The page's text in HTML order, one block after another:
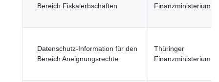
Bereich Fiskalerbschaften
Finanzministerium
Datenschutz-Information für den
Bereich Aneignungsrechte
Thüringer
Finanzministerium